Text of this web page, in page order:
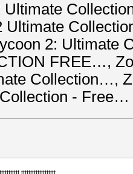
Ultimate
Ultimate
2: Ultimate
FREE…,
Collection…,
- Free…
ttttttttttttttttttt